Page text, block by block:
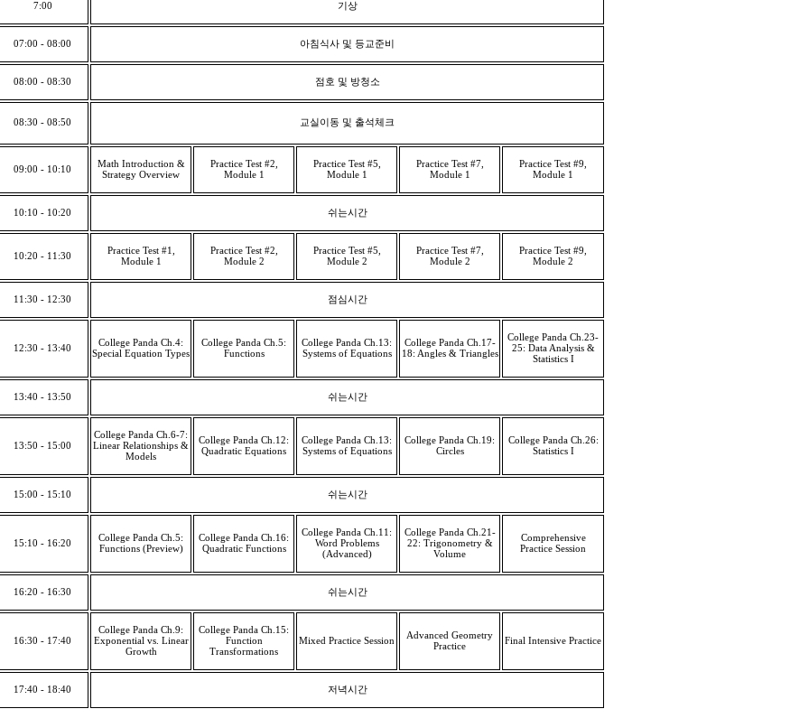
7:00 기상
07:00 - 08:00 아침식사 및 등교준비
08:00 - 08:30 점호 및 방청소
08:30 - 08:50 교실이동 및 출석체크
09:00 - 10:10
Math Introduction &
Strategy Overview
Practice Test #2,
Module 1
Practice Test #5,
Module 1
Practice Test #7,
Module 1
Practice Test #9,
Module 1
10:10 - 10:20 쉬는시간
10:20 - 11:30
Practice Test #1,
Module 1
Practice Test #2,
Module 2
Practice Test #5,
Module 2
Practice Test #7,
Module 2
Practice Test #9,
Module 2
11:30 - 12:30 점심시간
12:30 - 13:40
College Panda Ch.4:
Special Equation Types
College Panda Ch.5:
Functions
College Panda Ch.13:
Systems of Equations
College Panda Ch.17-
18: Angles & Triangles
College Panda Ch.23-
25: Data Analysis &
Statistics I
13:40 - 13:50 쉬는시간
13:50 - 15:00
College Panda Ch.6-7:
Linear Relationships &
Models
College Panda Ch.12:
Quadratic Equations
College Panda Ch.13:
Systems of Equations
College Panda Ch.19:
Circles
College Panda Ch.26:
Statistics I
15:00 - 15:10 쉬는시간
15:10 - 16:20
College Panda Ch.5:
Functions (Preview)
College Panda Ch.16:
Quadratic Functions
College Panda Ch.11:
Word Problems
(Advanced)
College Panda Ch.21-
22: Trigonometry &
Volume
Comprehensive
Practice Session
16:20 - 16:30 쉬는시간
16:30 - 17:40
College Panda Ch.9:
Exponential vs. Linear
Growth
College Panda Ch.15:
Function
Transformations
Mixed Practice Session
Advanced Geometry
Practice
Final Intensive Practice
17:40 - 18:40 저녁시간